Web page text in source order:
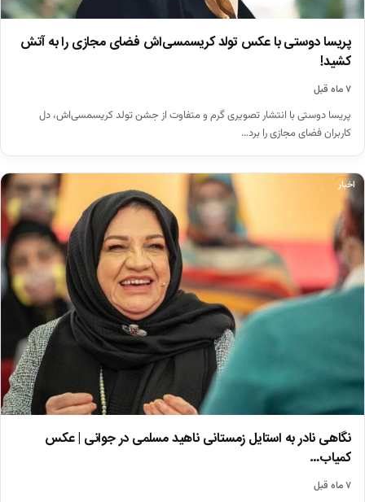
پریسا دوستی با عکس تولد کریسمسی‌اش فضای مجازی را به آتش
کشید!
۷ ماه قبل
پریسا دوستی با انتشار تصویری گرم و متفاوت از جشن تولد کریسمسی‌اش، دل
کاربران فضای مجازی را برد…
اخبار
نگاهی نادر به استایل زمستانی ناهید مسلمی در جوانی | عکس
کمیاب…
۷ ماه قبل